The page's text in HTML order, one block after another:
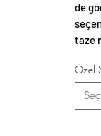
de
taze
Özel
Seç